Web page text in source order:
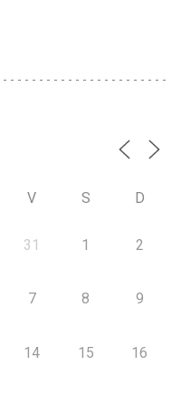
V S D
31 1 2
7 8 9
14 15 16